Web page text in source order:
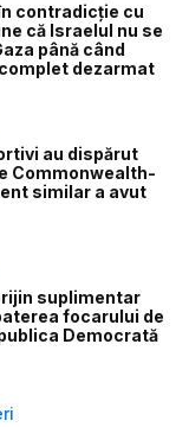
contradicție cu
că Israelul nu se
până când
dezarmat
au dispărut
Commonwealth-
similar a avut
suplimentar
focarului de
Democrată